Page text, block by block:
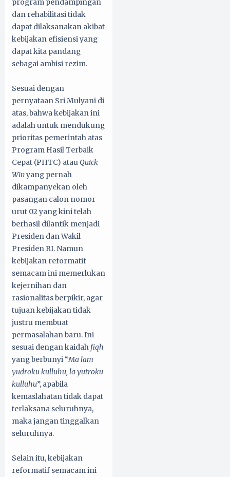
program pendampingan
dan rehabilitasi tidak
dapat dilaksanakan akibat
kebijakan efisiensi yang
dapat kita pandang
sebagai ambisi rezim.
Sesuai dengan
pernyataan Sri Mulyani di
atas, bahwa kebijakan ini
adalah untuk mendukung
prioritas pemerintah atas
Program Hasil Terbaik
Cepat (PHTC) atauQuick
Winyang pernah
dikampanyekan oleh
pasangan calon nomor
urut 02 yang kini telah
berhasil dilantik menjadi
Presiden dan Wakil
Presiden RI. Namun
kebijakan reformatif
semacam ini memerlukan
kejernihan dan
rasionalitas berpikir, agar
tujuan kebijakan tidak
justru membuat
permasalahan baru. Ini
sesuai dengan kaidah fiqh
yang berbunyi “Ma lam
yudroku kulluhu, la yutroku
kulluhu”, apabila
kemaslahatan tidak dapat
terlaksana seluruhnya,
maka jangan tinggalkan
seluruhnya.
Selain itu, kebijakan
reformatif semacam ini